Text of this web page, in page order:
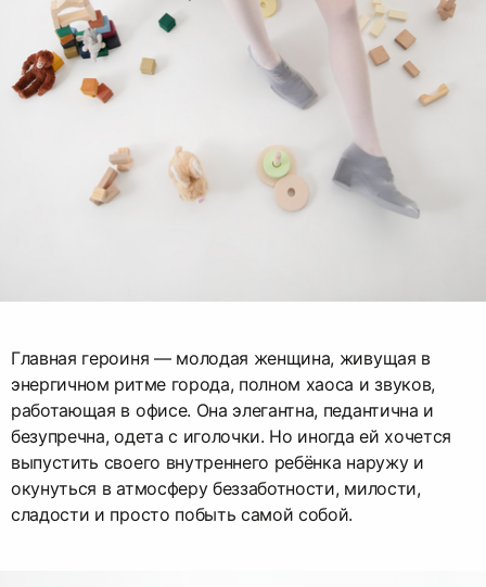
Главная героиня — молодая женщина, живущая в
энергичном ритме города, полном хаоса и звуков,
работающая в офисе. Она элегантна, педантична и
безупречна, одета с иголочки. Но иногда ей хочется
выпустить своего внутреннего ребёнка наружу и
окунуться в атмосферу беззаботности, милости,
сладости и просто побыть самой собой.